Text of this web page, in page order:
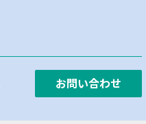
お問い合わせ